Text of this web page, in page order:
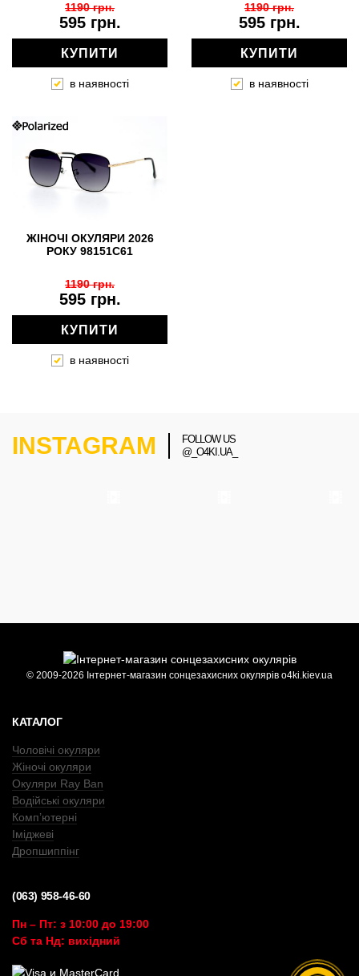
595 грн.
1190 грн.
КУПИТИ
в наявності
595 грн.
1190 грн.
КУПИТИ
в наявності
ЖІНОЧІ ОКУЛЯРИ 2026
РОКУ 98151C61
595 грн.
1190 грн.
КУПИТИ
в наявності
INSTAGRAM
FOLLOW US
@_O4KI.UA_
© 2009-2026 Інтернет-магазин сонцезахисних окулярів o4ki.kiev.ua
КАТАЛОГ
Чоловічі окуляри
Жіночі окуляри
Окуляри Ray Ban
Водійські окуляри
Комп’ютерні
Іміджеві
Дропшиппінг
(063) 958-46-60
Пн – Пт: з 10:00 до 19:00
Сб та Нд: вихідний